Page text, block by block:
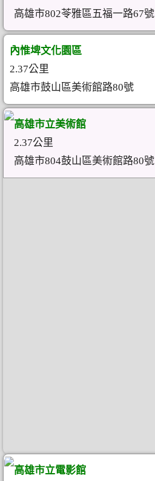
高雄市802苓雅區五福一路67號
內惟埤文化園區
2.37公里
高雄市鼓山區美術館路80號
高雄市立美術館
2.37公里
高雄市804鼓山區美術館路80號
高雄市立電影館